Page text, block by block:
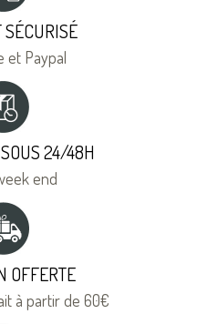
et Paypal
24/48H
end
OFFERTE
à partir de 60€